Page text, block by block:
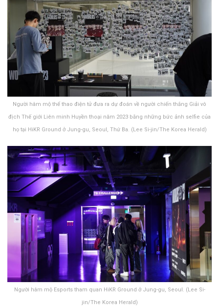
Người hâm mộ thể thao điện tử đưa ra dự đoán về người chiến thắng Giải vô
địch Thế giới Liên minh Huyền thoại năm 2023 bằng những bức ảnh selfie của
họ tại HiKR Ground ở Jung-gu, Seoul, Thứ Ba. (Lee Si-jin/The Korea Herald)
Người hâm mộ Esports tham quan HiKR Ground ở Jung-gu, Seoul. (Lee Si-
jin/The Korea Herald)